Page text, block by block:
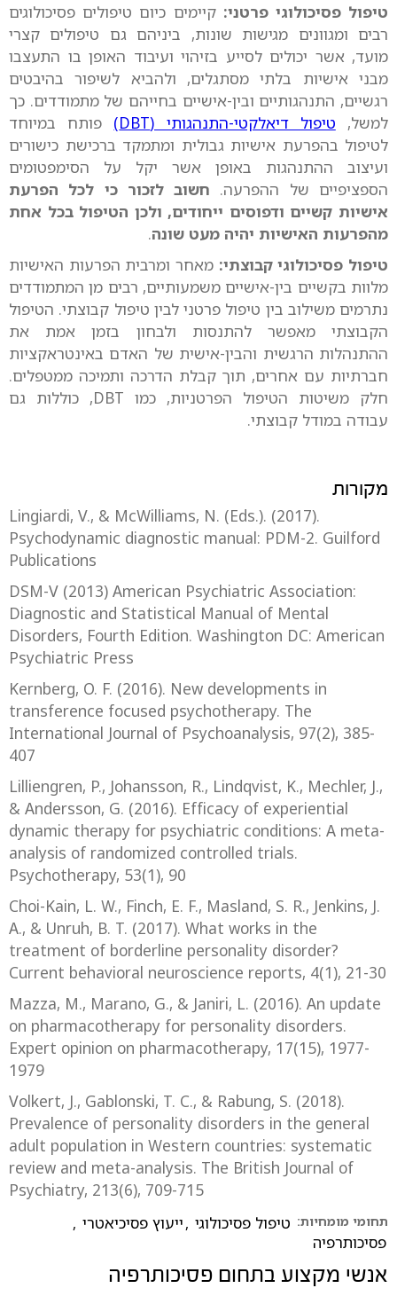
טיפול פסיכולוגי פרטני:קיימים כיום טיפולים פסיכולוגים
רבים ומגוונים מגישות שונות, ביניהם גם טיפולים קצרי
מועד, אשר יכולים לסייע בזיהוי ועיבוד האופן בו התעצבו
מבני אישיות בלתי מסתגלים, ולהביא לשיפור בהיבטים
רגשיים, התנהגותיים ובין-אישיים בחייהם של מתמודדים. כך
למשל, טיפול דיאלקטי-התנהגותי (DBT)
פותח במיוחד
לטיפול בהפרעת אישיות גבולית ומתמקד ברכישת כישורים
ועיצוב ההתנהגות באופן אשר יקל על הסימפטומים
הספציפיים של ההפרעה. חשוב לזכור כי לכל הפרעת
אישיות קשיים ודפוסים ייחודים, ולכן הטיפול בכל אחת
מהפרעות האישיות יהיה מעט שונה.
טיפול פסיכולוגי קבוצתי: מאחר ומרבית הפרעות האישיות
מלוות בקשיים בין-אישיים משמעותיים, רבים מן המתמודדים
נתרמים משילוב בין טיפול פרטני לבין טיפול קבוצתי. הטיפול
הקבוצתי מאפשר להתנסות ולבחון בזמן אמת את
ההתנהלות הרגשית והבין-אישית של האדם באינטראקציות
חברתיות עם אחרים, תוך קבלת הדרכה ותמיכה ממטפלים.
חלק משיטות הטיפול הפרטניות, כמו DBT, כוללות גם
עבודה במודל קבוצתי.
מקורות
Lingiardi, V., & McWilliams, N. (Eds.). (2017).
Psychodynamic diagnostic manual: PDM-2. Guilford
Publications
DSM-V (2013) American Psychiatric Association:
Diagnostic and Statistical Manual of Mental
Disorders, Fourth Edition. Washington DC: American
Psychiatric Press
Kernberg, O. F. (2016). New developments in
transference focused psychotherapy. The
International Journal of Psychoanalysis, 97(2), 385-
407
Lilliengren, P., Johansson, R., Lindqvist, K., Mechler, J.,
& Andersson, G. (2016). Efficacy of experiential
dynamic therapy for psychiatric conditions: A meta-
analysis of randomized controlled trials.
Psychotherapy, 53(1), 90
Choi-Kain, L. W., Finch, E. F., Masland, S. R., Jenkins, J.
A., & Unruh, B. T. (2017). What works in the
treatment of borderline personality disorder?
Current behavioral neuroscience reports, 4(1), 21-30
Mazza, M., Marano, G., & Janiri, L. (2016). An update
on pharmacotherapy for personality disorders.
Expert opinion on pharmacotherapy, 17(15), 1977-
1979
Volkert, J., Gablonski, T. C., & Rabung, S. (2018).
Prevalence of personality disorders in the general
adult population in Western countries: systematic
review and meta-analysis. The British Journal of
Psychiatry, 213(6), 709-715
תחומי מומחיות: טיפול פסיכולוגי ,ייעוץ פסיכיאטרי ,
פסיכותרפיה
אנשי מקצוע בתחום פסיכותרפיה